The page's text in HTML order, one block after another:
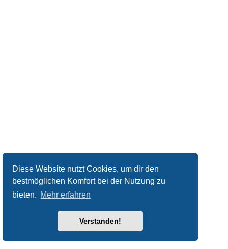
Diese Website nutzt Cookies, um dir den
bestmöglichen Komfort bei der Nutzung zu
bieten. Mehr erfahren
Verstanden!